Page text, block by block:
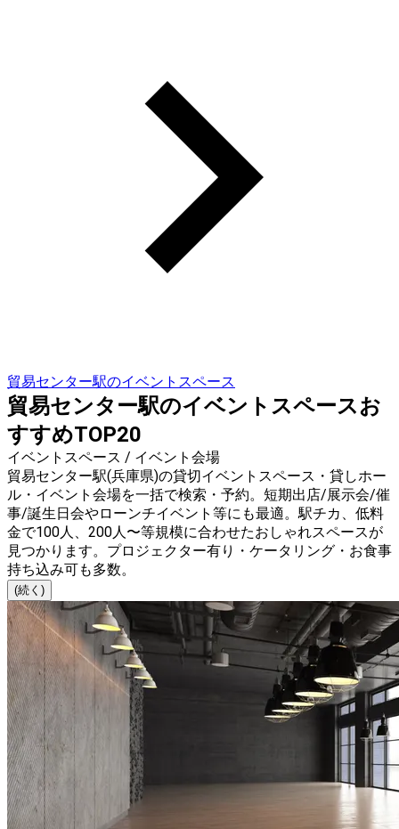
貿易センター駅のイベントスペース
貿易センター駅のイベントスペースお
すすめTOP20
イベントスペース / イベント会場
貿易センター駅(兵庫県)の貸切イベントスペース・貸しホー
ル・イベント会場を一括で検索・予約。短期出店/展示会/催
事/誕生日会やローンチイベント等にも最適。駅チカ、低料
金で100人、200人〜等規模に合わせたおしゃれスペースが
見つかります。プロジェクター有り・ケータリング・お食事
持ち込み可も多数。
(続く)